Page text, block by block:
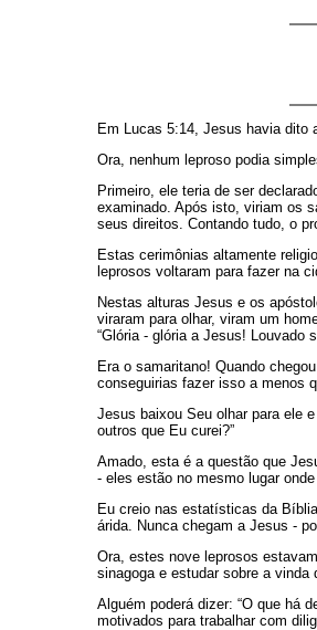
Em Lucas 5:14, Jesus havia dito
Ora, nenhum leproso podia
Primeiro, ele teria de ser
examinado. Após isto, viriam os
seus direitos. Contando tudo, o
Estas cerimônias altamente
leprosos voltaram para fazer na
Nestas alturas Jesus e os
viraram para olhar, viram um
“Glória - glória a Jesus! Louvado
Era o samaritano! Quando
conseguirias fazer isso a menos
Jesus baixou Seu olhar para ele
outros que Eu curei?”
Amado, esta é a questão que
- eles estão no mesmo lugar
Eu creio nas estatísticas da
árida. Nunca chegam a Jesus -
Ora, estes nove leprosos
sinagoga e estudar sobre a vinda
Alguém poderá dizer: “O que há
motivados para trabalhar com